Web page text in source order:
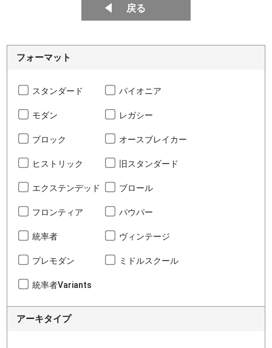
戻る
フォーマット
スタンダード パイオニア
モダン レガシー
ブロック オースブレイカー
ヒストリック 旧スタンダード
エクステンデッド ブロール
フロンティア パウパー
統率者 ヴィンテージ
プレモダン ミドルスクール
統率者Variants
アーキタイプ